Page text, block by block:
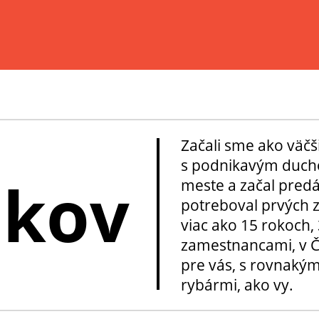
Začali sme ako
s podnikavým
meste a začal
potreboval prvých
viac ako 15
zamestnancami, v
pre vás, s
rybármi, ako vy.